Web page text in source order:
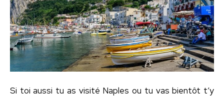
Si toi aussi tu as visité Naples ou tu vas bientôt t’y